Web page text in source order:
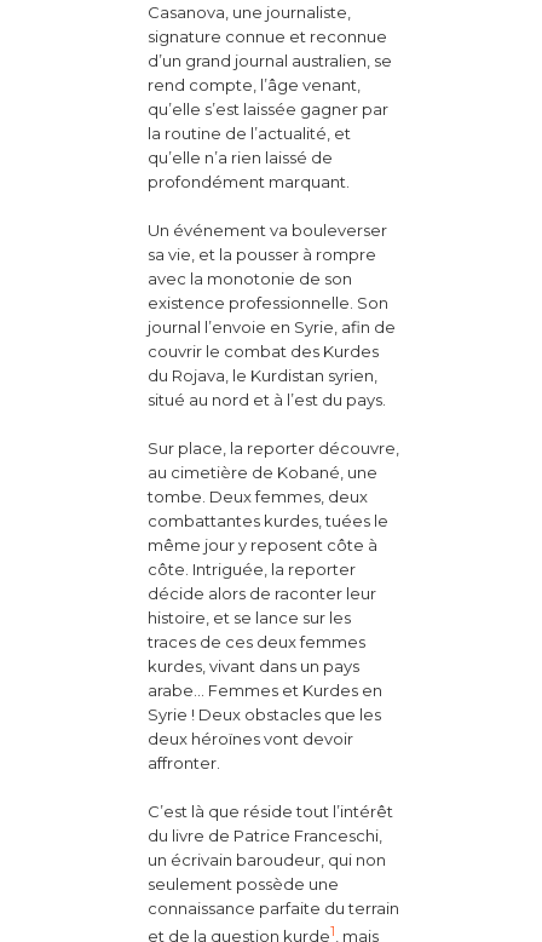
Casanova, une journaliste,
signature connue et reconnue
d’un grand journal australien, se
rend compte, l’âge venant,
qu’elle s’est laissée gagner par
la routine de l’actualité, et
qu’elle n’a rien laissé de
profondément marquant.
Un événement va bouleverser
sa vie, et la pousser à rompre
avec la monotonie de son
existence professionnelle. Son
journal l’envoie en Syrie, afin de
couvrir le combat des Kurdes
du Rojava, le Kurdistan syrien,
situé au nord et à l’est du pays.
Sur place, la reporter découvre,
au cimetière de Kobané, une
tombe. Deux femmes, deux
combattantes kurdes, tuées le
même jour y reposent côte à
côte. Intriguée, la reporter
décide alors de raconter leur
histoire, et se lance sur les
traces de ces deux femmes
kurdes, vivant dans un pays
arabe… Femmes et Kurdes en
Syrie ! Deux obstacles que les
deux héroïnes vont devoir
affronter.
C’est là que réside tout l’intérêt
du livre de Patrice Franceschi,
un écrivain baroudeur, qui non
seulement possède une
connaissance parfaite du terrain
et de la question kurde1 , mais